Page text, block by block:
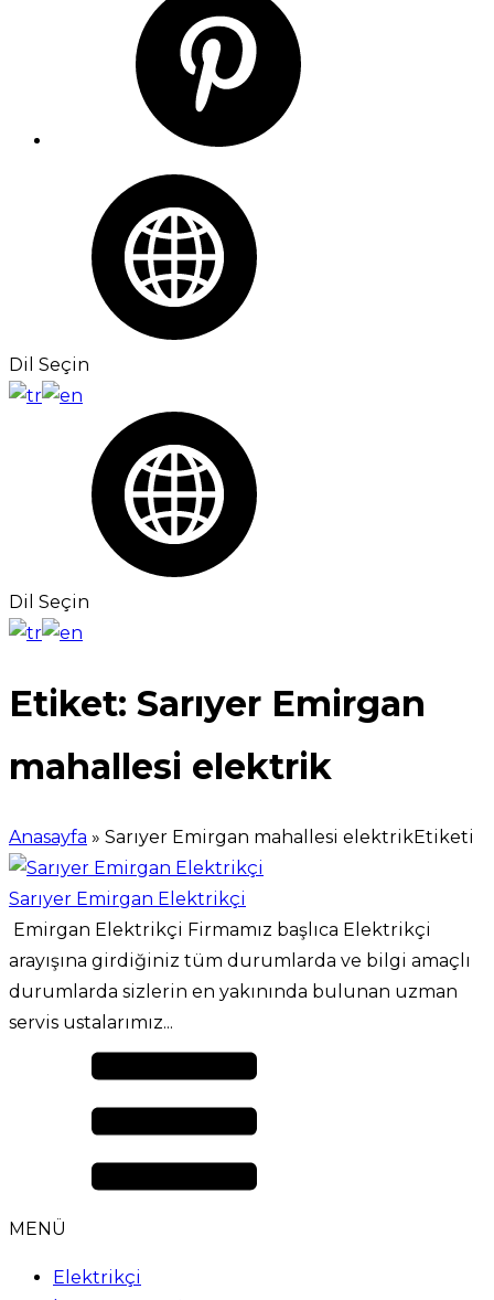
Dil Seçin
Dil Seçin
Etiket: Sarıyer Emirgan
mahallesi elektrik
Anasayfa » Sarıyer Emirgan mahallesi elektrikEtiketi
Sarıyer Emirgan Elektrikçi
Emirgan Elektrikçi Firmamız başlıca Elektrikçi
arayışına girdiğiniz tüm durumlarda ve bilgi amaçlı
durumlarda sizlerin en yakınında bulunan uzman
servis ustalarımız...
MENÜ
Elektrikçi